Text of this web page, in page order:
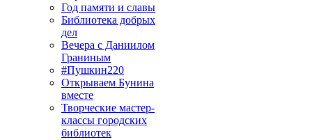
Год памяти и славы
Библиотека добрых
дел
Вечера с Даниилом
Граниным
#Пушкин220
Открываем Бунина
вместе
Творческие мастер-
классы городских
библиотек